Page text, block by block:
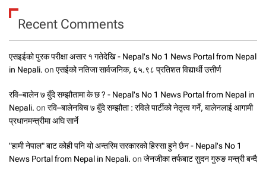
Recent Comments
एसइईको पुरक परीक्षा असार १ गतेदेखि - Nepal's No 1 News Portal from Nepal
in Nepali. on एसईको नतिजा सार्वजनिक, ६५.९८ प्रतिशत विद्यार्थी उत्तीर्ण
रवि–बालेन ७ बुँदे सम्झौतामा के छ ? - Nepal's No 1 News Portal from Nepal in
Nepali. on रवि–बालेनबिच ७ बुँदे सम्झौता : रविले पार्टीको नेतृत्व गर्ने, बालेनलाई आगामी
प्रधानमन्त्रीमा अघि सार्ने
"हामी नेपाल" बाट कोही पनि यो अन्तरिम सरकारको हिस्सा हुने छैन - Nepal's No 1
News Portal from Nepal in Nepali. on जेनजीका तर्फबाट सुदन गुरुङ मन्त्री बन्दै